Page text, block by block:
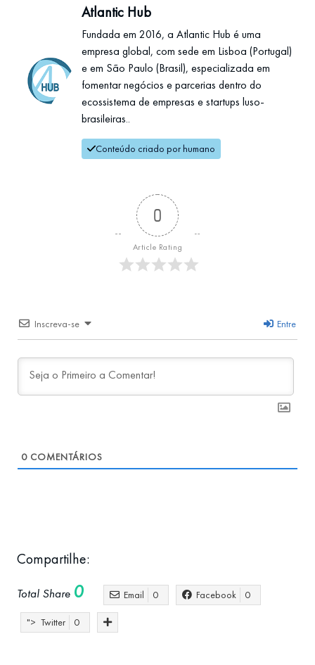
Atlantic Hub
Fundada em 2016, a Atlantic Hub é uma
empresa global, com sede em Lisboa (Portugal)
e em São Paulo (Brasil), especializada em
fomentar negócios e parcerias dentro do
ecossistema de empresas e startups luso-
brasileiras..
Conteúdo criado por humano
0
Article Rating
Inscreva-se Entre
0 COMENTÁRIOS
Compartilhe:
Total Share 0 Email 0 Facebook 0
"> Twitter 0